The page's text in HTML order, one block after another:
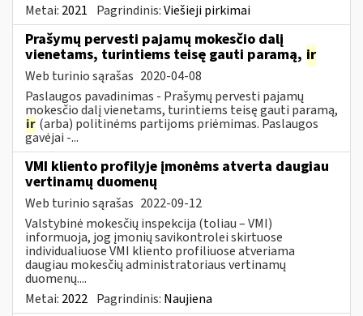
Metai: 2021 Pagrindinis:Viešieji pirkimai
Prašymų pervesti pajamų mokesčio dalį
vienetams, turintiems teisę gauti paramą, ir
Web turinio sąrašas 2020-04-08
Paslaugos pavadinimas - Prašymų pervesti pajamų
mokesčio dalį vienetams, turintiems teisę gauti paramą,
ir (arba) politinėms partijoms priėmimas. Paslaugos
gavėjai -...
VMI kliento profilyje įmonėms atverta daugiau
vertinamų duomenų
Web turinio sąrašas 2022-09-12
Valstybinė mokesčių inspekcija (toliau – VMI)
informuoja, jog įmonių savikontrolei skirtuose
individualiuose VMI kliento profiliuose atveriama
daugiau mokesčių administratoriaus vertinamų
duomenų....
Metai: 2022 Pagrindinis: Naujiena